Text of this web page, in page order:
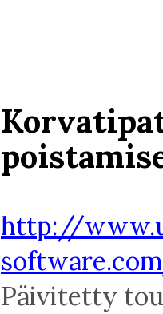
http://
Päivitetty